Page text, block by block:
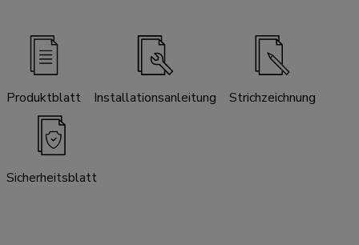
Produktblatt Installationsanleitung Strichzeichnung
Sicherheitsblatt